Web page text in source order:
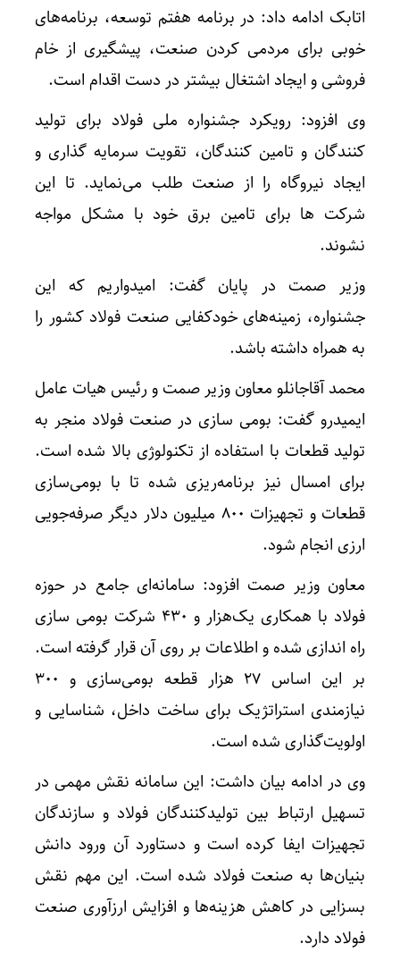
اتابک ادامه داد: در برنامه هفتم توسعه، برنامه‌های
خوبی برای مردمی کردن صنعت، پیشگیری از خام
فروشی و ایجاد اشتغال بیشتر در دست اقدام است.
وی افزود: رویکرد جشنواره ملی فولاد برای تولید
کنندگان و تامین کنندگان، تقویت سرمایه گذاری و
ایجاد نیروگاه را از صنعت طلب می‌نماید. تا این
شرکت ها برای تامین برق خود با مشکل مواجه
نشوند.
وزیر صمت در پایان گفت: امیدواریم که این
جشنواره، زمینه‌های خودکفایی صنعت فولاد کشور را
به همراه داشته باشد.
محمد آقاجانلو معاون وزیر صمت و رئیس هیات عامل
ایمیدرو گفت: بومی سازی در صنعت فولاد منجر به
تولید قطعات با استفاده از تکنولوژی بالا شده است.
برای امسال نیز برنامه‌ریزی شده تا با بومی‌سازی
قطعات و تجهیزات ۸۰۰ میلیون دلار دیگر صرفه‌جویی
ارزی انجام شود.
معاون وزیر صمت افزود:‌ سامانه‌ای جامع در حوزه
فولاد با همکاری یک‌هزار و ۴۳۰ شرکت بومی سازی
راه اندازی شده و اطلاعات بر روی آن قرار گرفته است.
بر این اساس ۲۷ هزار قطعه بومی‌سازی و ۳۰۰
نیازمندی استراتژیک برای ساخت داخل، شناسایی و
اولویت‌گذاری شده است.
وی در ادامه بیان داشت: این سامانه نقش مهمی در
تسهیل ارتباط بین تولیدکنندگان فولاد و سازندگان
تجهیزات ایفا کرده است و دستاورد آن ورود دانش
بنیان‌ها به صنعت فولاد شده است. این مهم نقش
بسزایی در کاهش هزینه‌ها و افزایش ارزآوری صنعت
فولاد دارد.